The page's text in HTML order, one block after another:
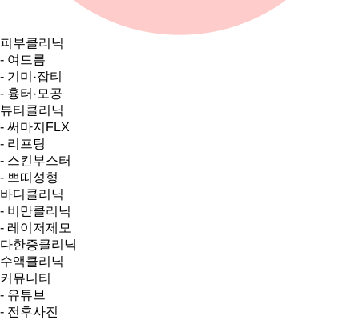
피부클리닉
- 여드름
- 기미·잡티
- 흉터·모공
뷰티클리닉
- 써마지FLX
- 리프팅
- 스킨부스터
- 쁘띠성형
바디클리닉
- 비만클리닉
- 레이저제모
다한증클리닉
수액클리닉
커뮤니티
- 유튜브
- 전후사진